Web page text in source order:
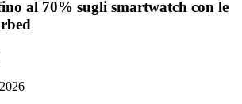
al 70% sugli smartwatch con le